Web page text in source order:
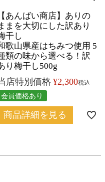
【あんばい商店】ありの
まを大切にした訳あり
干し
歌山県産はちみつ使用 5
類の味から選べる！訳
り梅干し500g
店特別価格 ¥2,300税込
会員価格あり
商品詳細を見る